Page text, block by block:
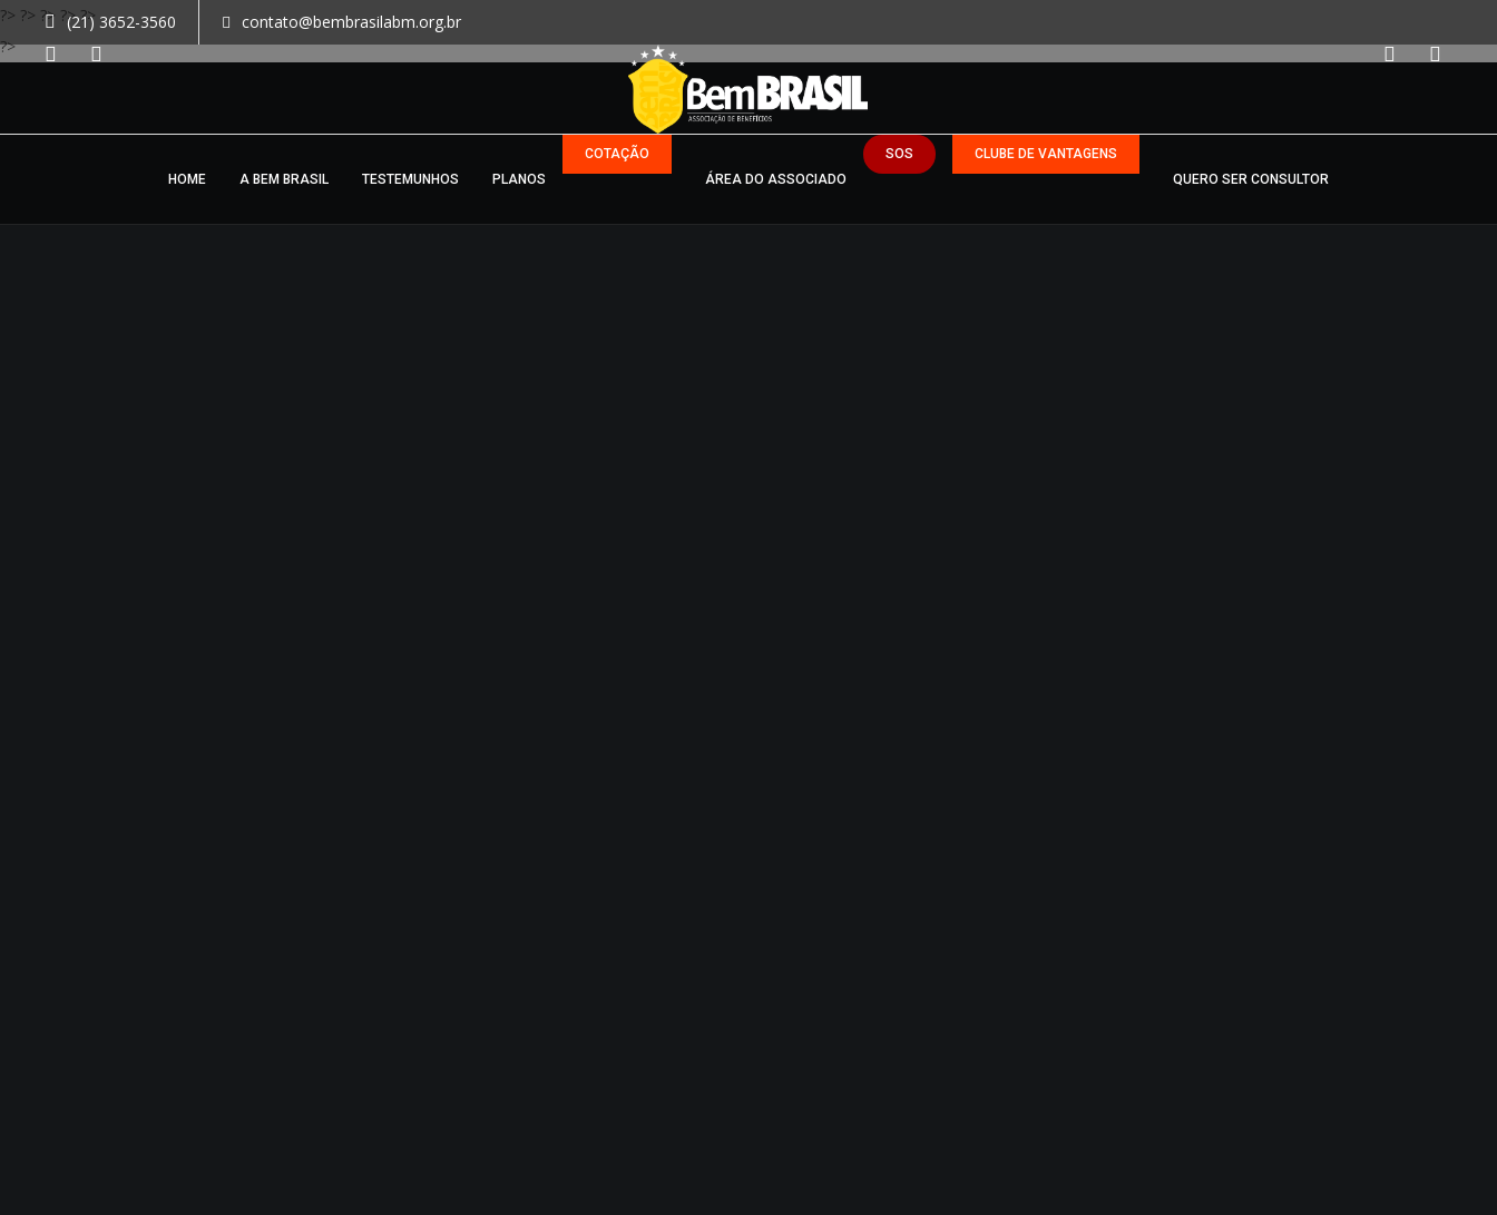
?> ?> ?> ?>?> contato@bembrasilabm.org.br
(21) 3652-3560
HOME A BEM BRASIL TESTEMUNHOS PLANOS
COTAÇÃO
ÁREA DO ASSOCIADO
SOS
CLUBE DE VANTAGENS
QUERO SER CONSULTOR
?>